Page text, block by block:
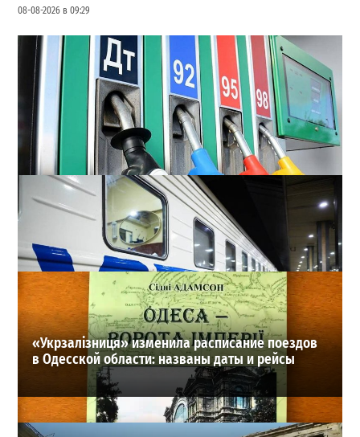
08-08-2026 в 09:29
Неприятный сюрприз для водителей Одессы: на АЗС
снова взлетели цены
2
28-07-2026 в 06:47
ВИБОР РЕДАКЦИИ
«Укрзалізниця» изменила расписание поездов
в Одесской области: названы даты и рейсы